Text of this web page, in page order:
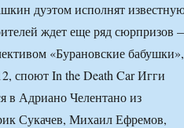
дуэтом исполнят
ждет еще ряд сюрпризов
«Бурановские бабушки»,
споют In the Death Car Игги
в Адриано Челентано из
Сукачев, Михаил Ефремов,